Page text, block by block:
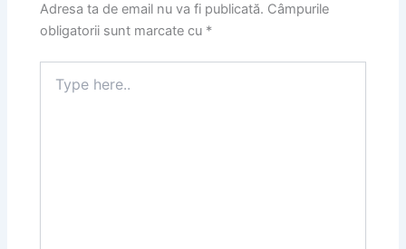
Adresa ta de email nu va fi publicată. Câmpurile
obligatorii sunt marcate cu *
here..